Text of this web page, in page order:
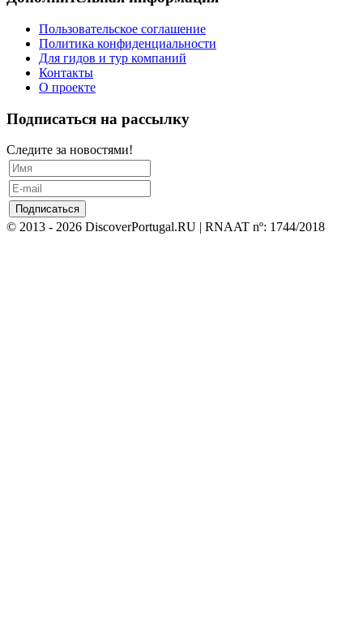
Пользовательское соглашение
Политика конфиденциальности
Для гидов и тур компаний
Контакты
О проекте
Подписаться на рассылку
Следите за новостями!
© 2013 - 2026 DiscoverPortugal.RU | RNAAT nº: 1744/2018